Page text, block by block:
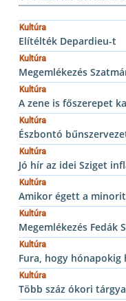
Kultúra
Elítélték Depardieu-t
Kultúra
Megemlékezés
Kultúra
A zene is főszerepet
Kultúra
Észbontó
Kultúra
Jó hír az idei Sziget
Kultúra
Amikor égett a
Kultúra
Megemlékezés Fedák
Kultúra
Fura, hogy
Kultúra
Több száz ókori